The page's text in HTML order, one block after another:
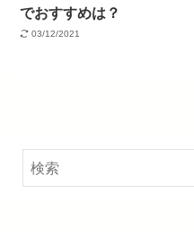
でおすすめは？
03/12/2021